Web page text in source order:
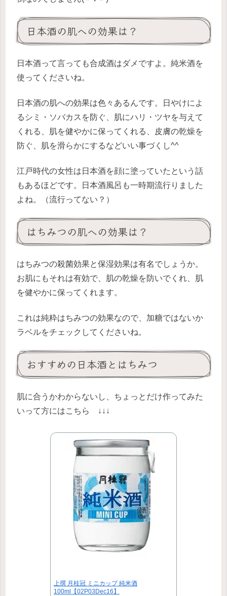
日本酒の肌への効果は？
日本酒って言っても合成酒はダメですよ。純米酒を
使ってくださいね。
日本酒の肌への効果は色々あるんです。日やけによ
るシミ・ソバカスを防ぐ、肌にハリ・ツヤを与えて
くれる、肌を健やかに保ってくれる、皮膚の乾燥を
防ぐ、肌を滑らかにするなどいい事づくし^^
江戸時代の女性は日本酒を顔に塗っていたという話
もあるほどです。日本酒風呂も一時期流行りました
よね。（流行ってない？）
はちみつの肌への効果は？
はちみつの殺菌効果と保湿効果は有名でしょうか。
お肌にもそれは有効で、肌の乾燥を防いでくれ、肌
を健やかに保ってくれます。
これは純粋はちみつの効果なので、加糖ではないか
ラベルをチェックしてくださいね。
おすすめの日本酒とはちみつ
肌に合うかわからないし、ちょっとだけ作ってみた
いって方にはこちら ↓↓↓
上撰 月桂冠 ミニカップ 純米酒
100ml【02P03Dec16】